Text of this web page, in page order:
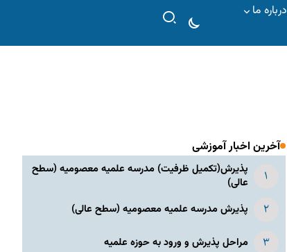
درباره ما
آخرین اخبار آموزشی
پذیرش(تکمیل ظرفیت) مدرسه علمیه معصومیه‌ (سطح
عالی)
پذیرش مدرسه علمیه معصومیه‌ (سطح عالی)
مراحل پذیرش و ورود به حوزه علمیه